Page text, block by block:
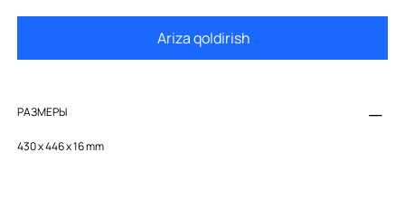
Ariza qoldirish
РАЗМЕРЫ
430 x 446 x 16 mm